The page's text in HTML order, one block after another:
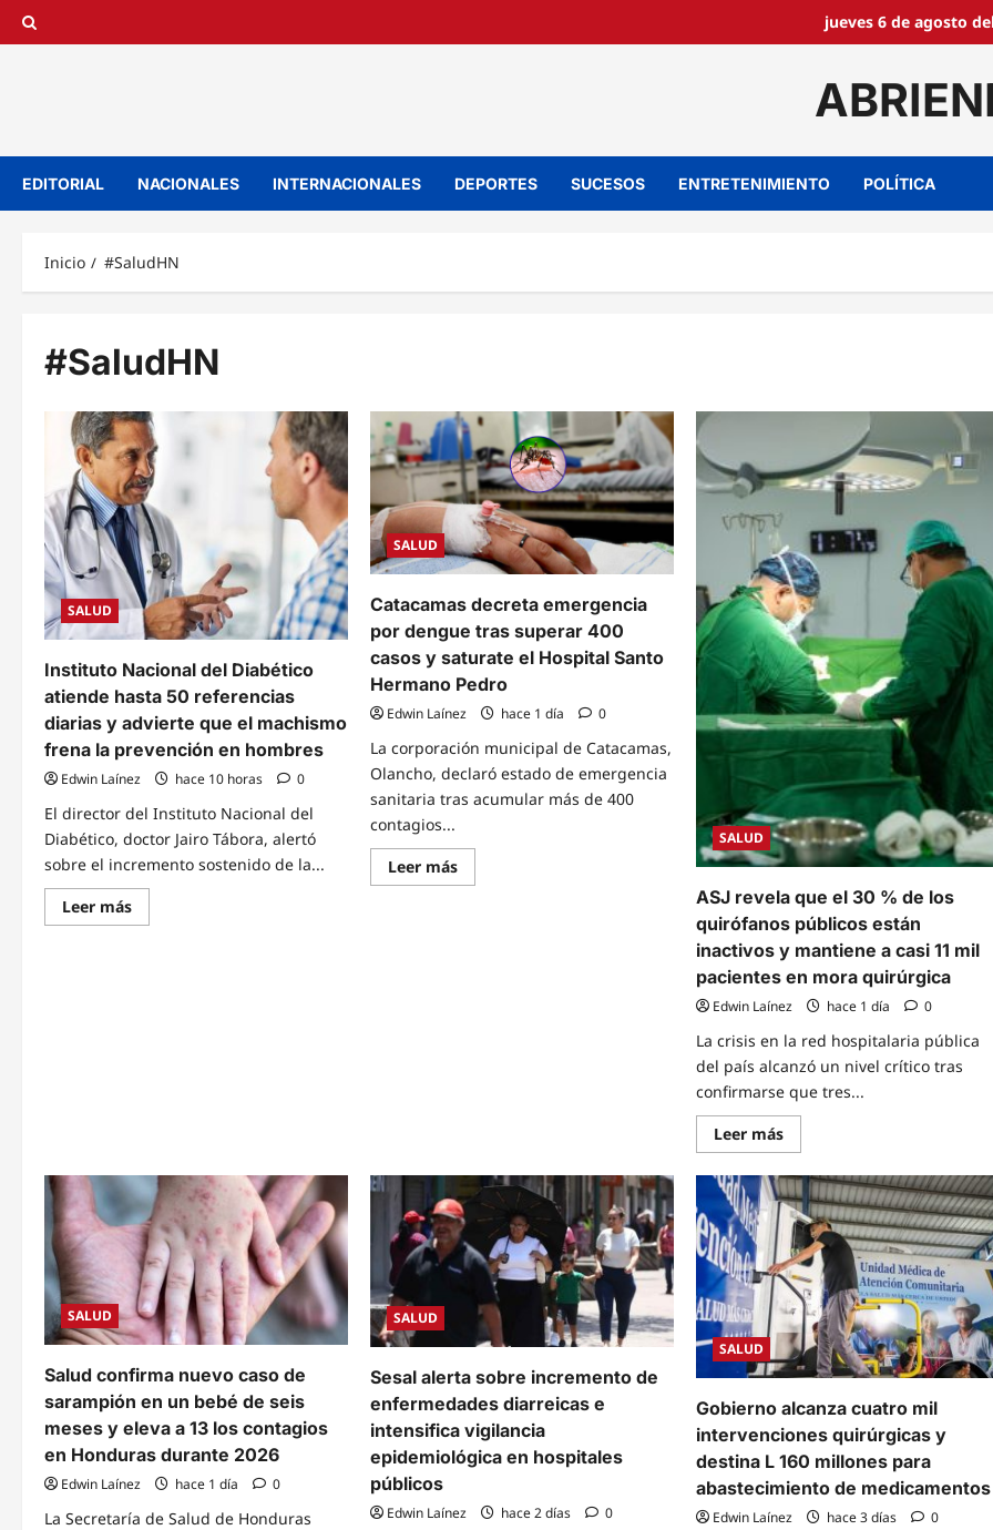
Saltar
jueves 6 de agosto
EDITORIAL NACIONALES INTERNACIONALES DEPORTES SUCESOS ENTRETENIMIENTO POLÍTICA
Inicio #SaludHN
#SaludHN
SALUD
Instituto Nacional del Diabético
atiende hasta 50 referencias
diarias y advierte que el machismo
frena la prevención en hombres
Edwin Laínez hace 10 horas 0
El director del Instituto Nacional del
Diabético, doctor Jairo Tábora, alertó
sobre el incremento sostenido de la...
Leer másRead
more
la
prevención
en
hombres
SALUD
Catacamas decreta emergencia
por dengue tras superar 400
casos y saturate el Hospital Santo
Hermano Pedro
Edwin Laínez hace 1 día 0
La corporación municipal de Catacamas,
Olancho, declaró estado de emergencia
sanitaria tras acumular más de 400
contagios...
Leer másRead
more
SALUD
ASJ revela que el 30 % de los
quirófanos públicos están
inactivos y mantiene a casi 11 mil
pacientes en mora quirúrgica
Edwin Laínez hace 1 día 0
La crisis en la red hospitalaria pública
del país alcanzó un nivel crítico tras
confirmarse que tres...
Leer másRead
more
ASJ
revela
que
el
30
%
de
los
quirófanos
públicos
están
inactivos
y
mantiene
casi
11
mil
pacientes
en
mora
quirúrgica
SALUD
Salud confirma nuevo caso de
sarampión en un bebé de seis
meses y eleva a 13 los contagios
en Honduras durante 2026
Edwin Laínez hace 1 día 0
La Secretaría de Salud de Honduras
SALUD
Sesal alerta sobre incremento de
enfermedades diarreicas e
intensifica vigilancia
epidemiológica en hospitales
públicos
Edwin Laínez hace 2 días 0
SALUD
Gobierno alcanza cuatro mil
intervenciones quirúrgicas y
destina L 160 millones para
abastecimiento de medicamentos
Edwin Laínez hace 3 días 0